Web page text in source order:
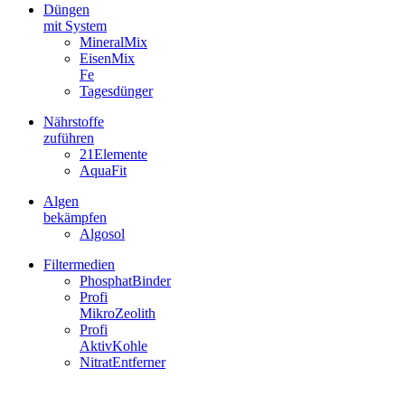
Düngen
mit System
MineralMix
EisenMix
Fe
Tagesdünger
Nährstoffe
zuführen
21Elemente
AquaFit
Algen
bekämpfen
Algosol
Filtermedien
PhosphatBinder
Profi
MikroZeolith
Profi
AktivKohle
NitratEntferner